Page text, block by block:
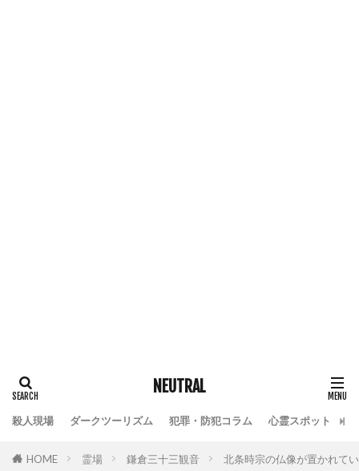
NEUTRAL
殺人現場 ダークツーリズム 犯罪・防犯コラム 心霊スポット
HOME 霊場 鎌倉三十三観音 北条時宗の仏像が置かれて